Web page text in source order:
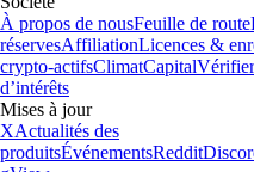
À propos de nousFeuille de route
réservesAffiliationLicences &
crypto-actifsClimatCapitalVérifier
d’intérêts
Mises à jour
XActualités des
produitsÉvénementsReddit